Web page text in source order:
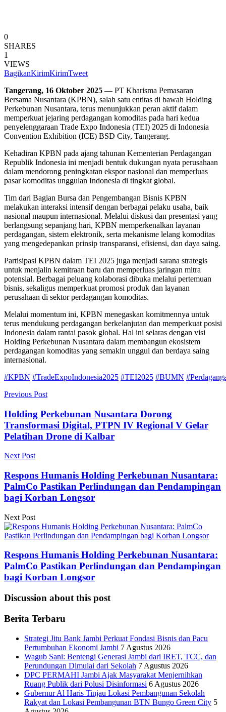
0
SHARES
1
VIEWS
BagikanKirimKirimTweet
Tangerang, 16 Oktober 2025 — PT Kharisma Pemasaran
Bersama Nusantara (KPBN), salah satu entitas di bawah Holding
Perkebunan Nusantara, terus menunjukkan peran aktif dalam
memperkuat jejaring perdagangan komoditas pada hari kedua
penyelenggaraan Trade Expo Indonesia (TEI) 2025 di Indonesia
Convention Exhibition (ICE) BSD City, Tangerang.
Kehadiran KPBN pada ajang tahunan Kementerian Perdagangan
Republik Indonesia ini menjadi bentuk dukungan nyata perusahaan
dalam mendorong peningkatan ekspor nasional dan memperluas
pasar komoditas unggulan Indonesia di tingkat global.
Tim dari Bagian Bursa dan Pengembangan Bisnis KPBN
melakukan interaksi intensif dengan berbagai pelaku usaha, baik
nasional maupun internasional. Melalui diskusi dan presentasi yang
berlangsung sepanjang hari, KPBN memperkenalkan layanan
perdagangan, sistem elektronik, serta mekanisme lelang komoditas
yang mengedepankan prinsip transparansi, efisiensi, dan daya saing.
Partisipasi KPBN dalam TEI 2025 juga menjadi sarana strategis
untuk menjalin kemitraan baru dan memperluas jaringan mitra
potensial. Berbagai peluang kolaborasi dibuka melalui pertemuan
bisnis, sekaligus memperkuat promosi produk dan layanan
perusahaan di sektor perdagangan komoditas.
Melalui momentum ini, KPBN menegaskan komitmennya untuk
terus mendukung perdagangan berkelanjutan dan memperkuat posisi
Indonesia dalam rantai pasok global. Hal ini selaras dengan visi
Holding Perkebunan Nusantara dalam membangun ekosistem
perdagangan komoditas yang semakin unggul dan berdaya saing
internasional.
#KPBN #TradeExpoIndonesia2025 #TEI2025 #BUMN
Previous Post
Holding Perkebunan Nusantara Dorong
Transformasi Digital, PTPN IV Regional V Gelar
Pelatihan Drone di Kalbar
Next Post
Respons Humanis Holding Perkebunan Nusantara:
PalmCo Pastikan Perlindungan dan Pendampingan
bagi Korban Longsor
Next Post
Respons Humanis Holding Perkebunan Nusantara:
PalmCo Pastikan Perlindungan dan Pendampingan
bagi Korban Longsor
Discussion about this post
Berita Terbaru
Strategi Jitu Bank Jambi Perkuat Fondasi Bisnis dan Pacu
Pertumbuhan Ekonomi Jambi 7 Agustus 2026
Wagub Sani: Bentengi Generasi Jambi dari IRET, TCC, dan
Perundungan Dimulai dari Sekolah 7 Agustus 2026
DPC PERMAHI Jambi Ajak Masyarakat Menjernihkan
Ruang Publik dari Polusi Disinformasi 6 Agustus 2026
Gubernur Al Haris Tinjau Lokasi Pembangunan Sekolah
Rakyat dan Lokasi Pembangunan BTN Bungo Green City 5